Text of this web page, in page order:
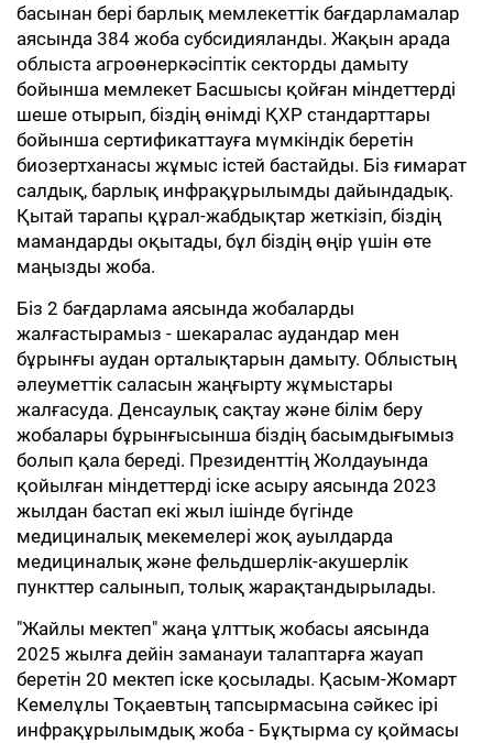
басынан бері барлық мемлекеттік бағдарламалар
аясында 384 жоба субсидияланды. Жақын арада
облыста агроөнеркәсіптік секторды дамыту
бойынша мемлекет Басшысы қойған міндеттерді
шеше отырып, біздің өнімді ҚХР стандарттары
бойынша сертификаттауға мүмкіндік беретін
биозертханасы жұмыс істей бастайды. Біз ғимарат
салдық, барлық инфрақұрылымды дайындадық.
Қытай тарапы құрал-жабдықтар жеткізіп, біздің
мамандарды оқытады, бұл біздің өңір үшін өте
маңызды жоба.
Біз 2 бағдарлама аясында жобаларды
жалғастырамыз - шекаралас аудандар мен
бұрынғы аудан орталықтарын дамыту. Облыстың
әлеуметтік саласын жаңғырту жұмыстары
жалғасуда. Денсаулық сақтау және білім беру
жобалары бұрынғысынша біздің басымдығымыз
болып қала береді. Президенттің Жолдауында
қойылған міндеттерді іске асыру аясында 2023
жылдан бастап екі жыл ішінде бүгінде
медициналық мекемелері жоқ ауылдарда
медициналық және фельдшерлік-акушерлік
пункттер салынып, толық жарақтандырылады.
"Жайлы мектеп" жаңа ұлттық жобасы аясында
2025 жылға дейін заманауи талаптарға жауап
беретін 20 мектеп іске қосылады. Қасым-Жомарт
Кемелұлы Тоқаевтың тапсырмасына сәйкес ірі
инфрақұрылымдық жоба - Бұқтырма су қоймасы